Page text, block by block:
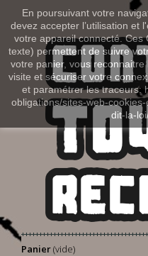
En poursuivant votre
devez accepter l’utilisation et
votre appareil connecté. Ces
texte) permettent de suivre
votre panier, vous
visite et sécuriser votre
et paramétrer les traceurs:
obligations/sites-web-
dit-la-
Panier(vide)